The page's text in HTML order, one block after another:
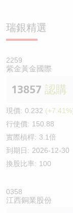
瑞銀精選
2259
紫金黃金國際
13857 認購
現價: 0.232
行使價: 150.88
實際槓桿: 3.1倍
到期日: 2026-12-30
換股比率: 100
0358
江西銅業股份